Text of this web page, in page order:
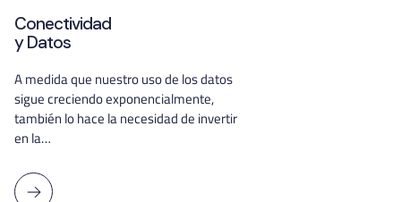
Conectividad
y Datos
A medida que nuestro uso de los datos
sigue creciendo exponencialmente,
también lo hace la necesidad de invertir
en la…